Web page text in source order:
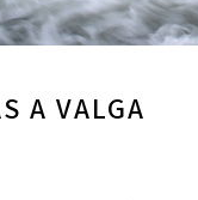
A VALGA